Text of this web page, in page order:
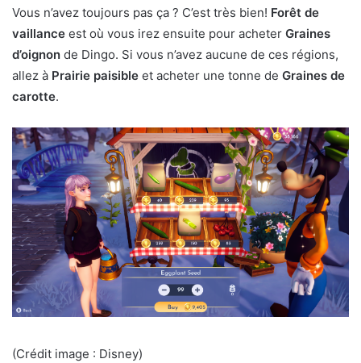
Vous n’avez toujours pas ça ? C’est très bien! Forêt de
vaillance est où vous irez ensuite pour acheter Graines
d’oignon de Dingo. Si vous n’avez aucune de ces régions,
allez à Prairie paisible et acheter une tonne de Graines de
carotte.
(Crédit image : Disney)